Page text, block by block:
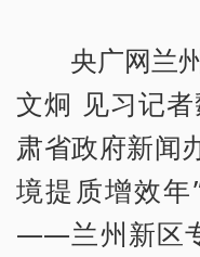
央广网兰
文炯 见习记
肃省政府新闻
境提质增效
——兰州新区